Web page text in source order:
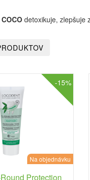
detoxikuje, zlepšuje
-15%
Na objednávku
Protection